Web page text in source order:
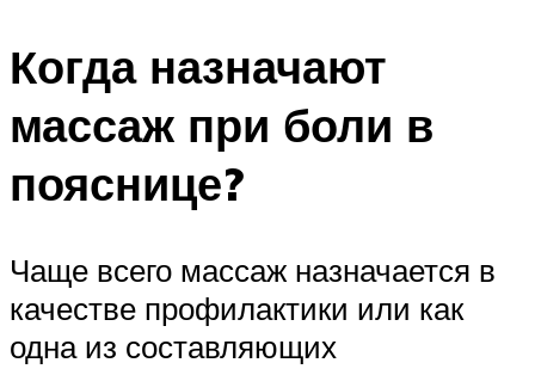
Когда назначают
массаж при боли в
пояснице?
Чаще всего массаж назначается в
качестве профилактики или как
одна из составляющих